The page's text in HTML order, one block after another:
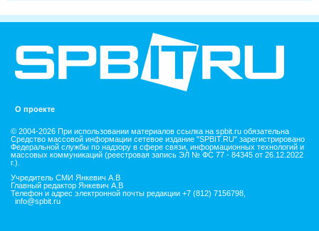
О проекте
© 2004-2026 При использовании материалов ссылка на spbit.ru обязательна
Средство массовой информации сетевое издание "SPBIT.RU" зарегистрировано
Федеральной службы по надзору в сфере связи, информационных технологий и
массовых коммуникаций (реестровая запись ЭЛ № ФС 77 - 84345 от 26.12.2022
г.).
Учредитель СМИ Янкевич А.В
Главный редактор Янкевич А.В
Телефон и адрес электронной почты редакции +7 (812) 7156798,
info@spbit.ru